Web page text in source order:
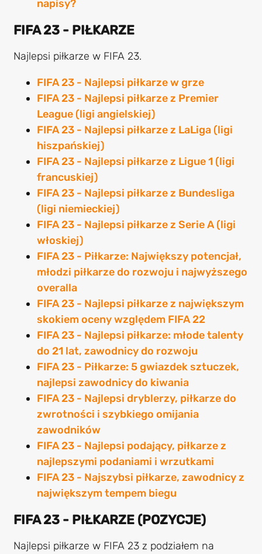
napisy?
FIFA 23 - PIŁKARZE
Najlepsi piłkarze w FIFA 23.
FIFA 23 - Najlepsi piłkarze w grze
FIFA 23 - Najlepsi piłkarze z Premier
League (ligi angielskiej)
FIFA 23 - Najlepsi piłkarze z LaLiga (ligi
hiszpańskiej)
FIFA 23 - Najlepsi piłkarze z Ligue 1 (ligi
francuskiej)
FIFA 23 - Najlepsi piłkarze z Bundesliga
(ligi niemieckiej)
FIFA 23 - Najlepsi piłkarze z Serie A (ligi
włoskiej)
FIFA 23 - Piłkarze: Największy potencjał,
młodzi piłkarze do rozwoju i najwyższego
overalla
FIFA 23 - Najlepsi piłkarze z największym
skokiem oceny względem FIFA 22
FIFA 23 - Najlepsi piłkarze: młode talenty
do 21 lat, zawodnicy do rozwoju
FIFA 23 - Piłkarze: 5 gwiazdek sztuczek,
najlepsi zawodnicy do kiwania
FIFA 23 - Najlepsi dryblerzy, piłkarze do
zwrotności i szybkiego omijania
zawodników
FIFA 23 - Najlepsi podający, piłkarze z
najlepszymi podaniami i wrzutkami
FIFA 23 - Najszybsi piłkarze, zawodnicy z
największym tempem biegu
FIFA 23 - PIŁKARZE (POZYCJE)
Najlepsi piłkarze w FIFA 23 z podziałem na